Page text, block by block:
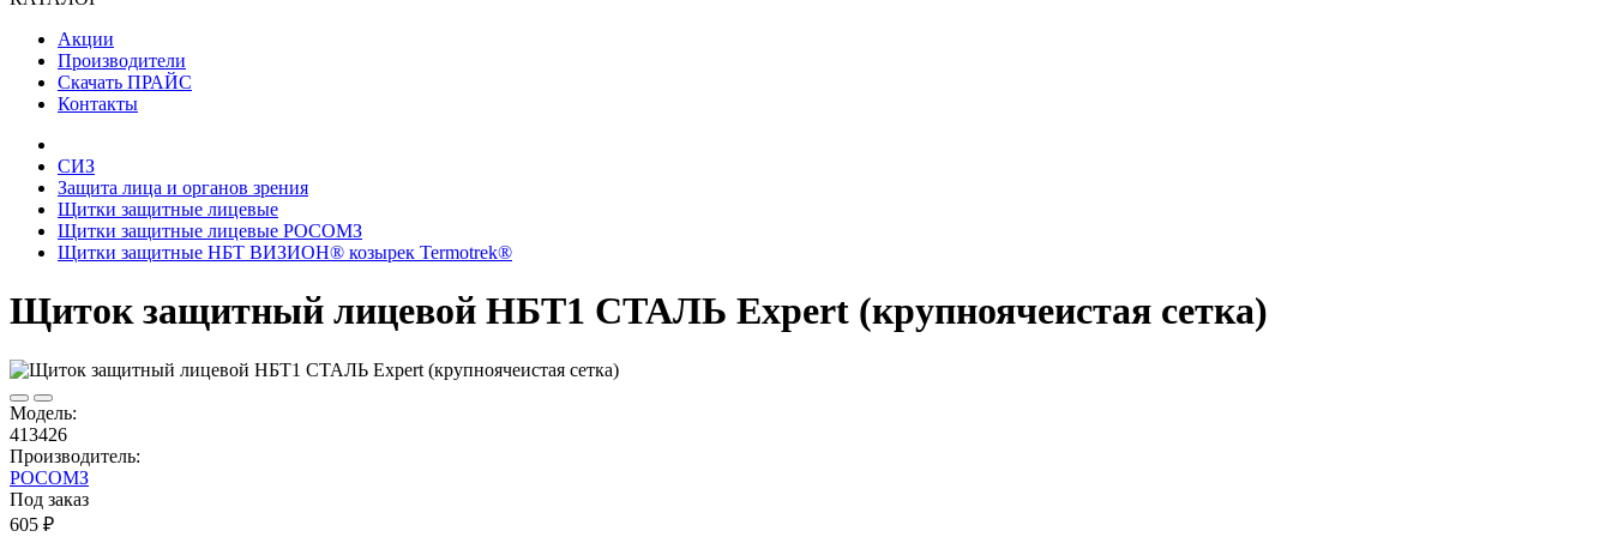
Акции
Производители
Скачать ПРАЙС
Контакты
СИЗ
Защита лица и органов зрения
Щитки защитные лицевые
Щитки защитные лицевые РОСОМЗ
Щитки защитные НБТ ВИЗИОН® козырек Termotrek®
Щиток защитный лицевой НБТ1 СТАЛЬ Expert (крупноячеистая сетка)
Модель:
413426
Производитель:
РОСОМЗ
Под заказ
605 ₽